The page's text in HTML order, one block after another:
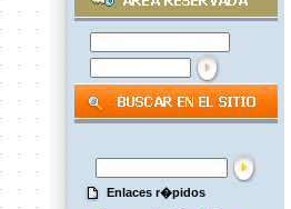
Enlaces r�pidos